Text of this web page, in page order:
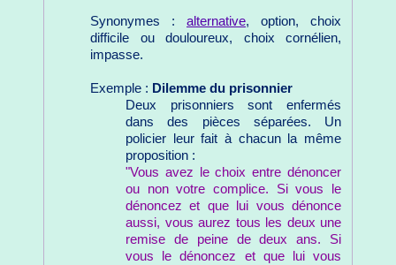
Synonymes : alternative, option, choix
difficile ou douloureux, choix cornélien,
impasse.
Exemple : Dilemme du prisonnier
Deux prisonniers sont enfermés
dans des pièces séparées. Un
policier leur fait à chacun la même
proposition :
"Vous avez le choix entre dénoncer
ou non votre complice. Si vous le
dénoncez et que lui vous dénonce
aussi, vous aurez tous les deux une
remise de peine de deux ans. Si
vous le dénoncez et que lui vous